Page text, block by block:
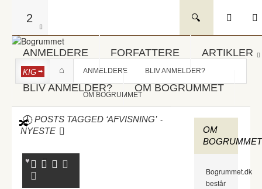
2
ANMELDERE FORFATTERE ARTIKLER
BLIV ANMELDER? OM BOGRUMMET
KIG ANMELDERE BLIV ANMELDER?
OM BOGRUMMET
POSTS TAGGED ‘AFVISNING’ -
NYESTE
OM
BOGRUMMET
Bogrummet.dk
består